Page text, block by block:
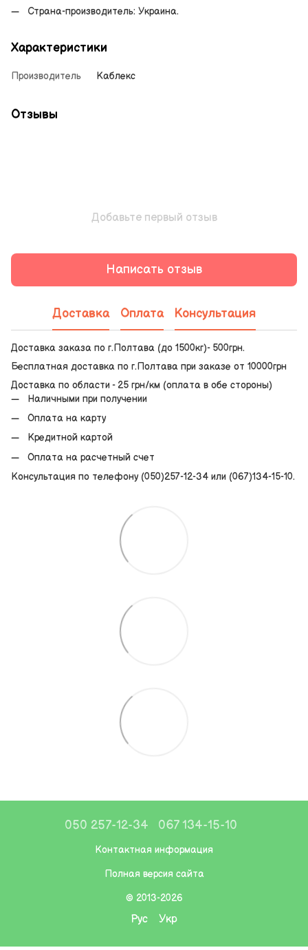
Страна-производитель: Украина.
Характеристики
Производитель Каблекс
Отзывы
Добавьте первый отзыв
Написать отзыв
Доставка Оплата Консультация
Доставка заказа по г.Полтава (до 1500кг)- 500грн.
Бесплатная доставка по г.Полтава при заказе от 10000грн
Доставка по области - 25 грн/км (оплата в обе стороны)
Наличными при получении
Оплата на карту
Кредитной картой
Оплата на расчетный счет
Консультация по телефону (050)257-12-34 или (067)134-15-10.
050 257-12-34 067 134-15-10
Контактная информация
Полная версия сайта
© 2013-2026
Рус Укр